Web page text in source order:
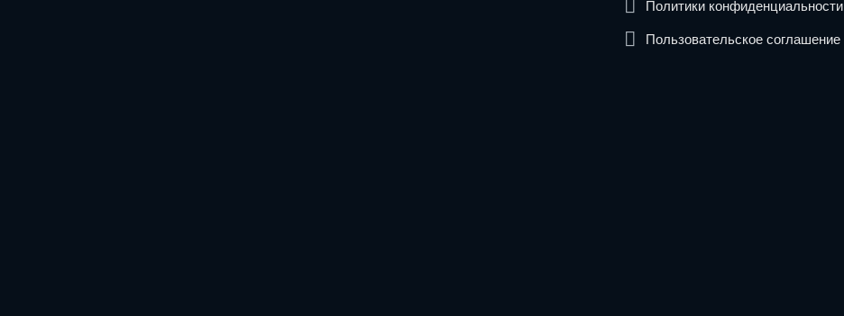
Политики конфиденциальности
Пользовательское соглашение